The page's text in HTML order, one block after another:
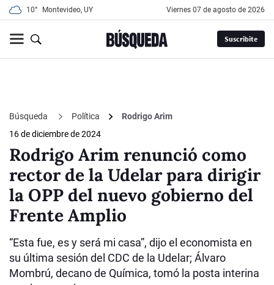
10° Montevideo, UY viernes 07 de agosto de 2026
Suscribite
Búsqueda Política
Rodrigo Arim
16 de diciembre de 2024
Rodrigo Arim renunció como
rector de la Udelar para dirigir
la OPP del nuevo gobierno del
Frente Amplio
“Esta fue, es y será mi casa”, dijo el economista en
su última sesión del CDC de la Udelar; Álvaro
Mombrú, decano de Química, tomó la posta interina